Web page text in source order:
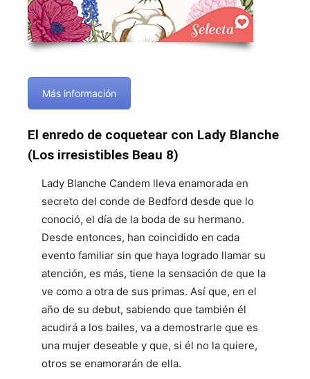
Más información
El enredo de coquetear con Lady Blanche
(Los irresistibles Beau 8)
Lady Blanche Candem lleva enamorada en
secreto del conde de Bedford desde que lo
conoció, el día de la boda de su hermano.
Desde entonces, han coincidido en cada
evento familiar sin que haya logrado llamar su
atención, es más, tiene la sensación de que la
ve como a otra de sus primas. Así que, en el
año de su debut, sabiendo que también él
acudirá a los bailes, va a demostrarle que es
una mujer deseable y que, si él no la quiere,
otros se enamorarán de ella.